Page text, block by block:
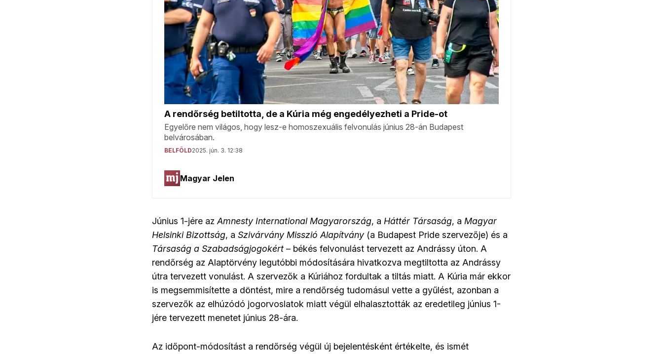
Június 1-jére az Amnesty International Magyarország, a Háttér Társaság, a Magyar
Helsinki Bizottság, a Szivárvány Misszió Alapítvány (a Budapest Pride szervezője) és a
Társaság a Szabadságjogokért – békés felvonulást tervezett az Andrássy úton. A
rendőrség az Alaptörvény legutóbbi módosítására hivatkozva megtiltotta az Andrássy
útra tervezett vonulást. A szervezők a Kúriához fordultak a tiltás miatt. A Kúria már ekkor
is megsemmisítette a döntést, mire a rendőrség tudomásul vette a gyűlést, azonban a
szervezők az elhúzódó jogorvoslatok miatt végül elhalasztották az eredetileg június 1-
jére tervezett menetet június 28-ára.
Az időpont-módosítást a rendőrség végül új bejelentésként értékelte, és ismét